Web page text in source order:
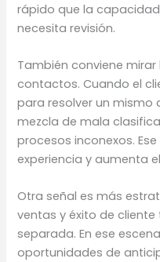
rápido que la
necesita revisión.
También conviene
contactos. Cuando el
para resolver un mismo
mezcla de mala
procesos inconexos.
experiencia y aumenta
Otra señal es más
ventas y éxito de
separada. En ese
oportunidades de